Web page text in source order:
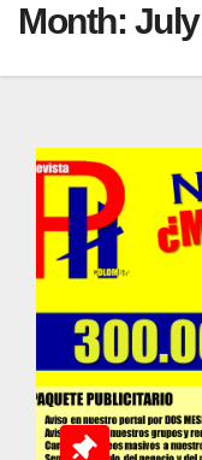
Month: